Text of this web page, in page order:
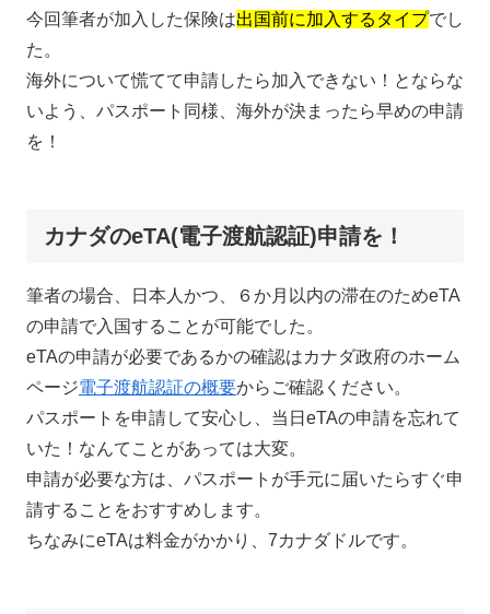
今回筆者が加入した保険は出国前に加入するタイプでし
た。
海外について慌てて申請したら加入できない！とならな
いよう、パスポート同様、海外が決まったら早めの申請
を！
カナダのeTA(電子渡航認証)申請を！
筆者の場合、日本人かつ、６か月以内の滞在のためeTA
の申請で入国することが可能でした。
eTAの申請が必要であるかの確認はカナダ政府のホーム
ページ電子渡航認証の概要からご確認ください。
パスポートを申請して安心し、当日eTAの申請を忘れて
いた！なんてことがあっては大変。
申請が必要な方は、パスポートが手元に届いたらすぐ申
請することをおすすめします。
ちなみにeTAは料金がかかり、7カナダドルです。